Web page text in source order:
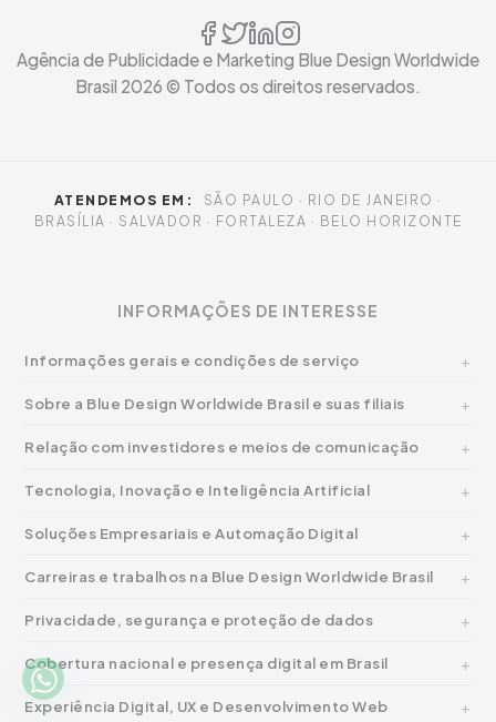
Agência de Publicidade e Marketing Blue Design Worldwide
Brasil 2026 © Todos os direitos reservados.
ATENDEMOS EM:
SÃO PAULO · RIO DE JANEIRO ·
BRASÍLIA · SALVADOR · FORTALEZA · BELO HORIZONTE
INFORMAÇÕES DE INTERESSE
Informações gerais e condições de serviço
Sobre a Blue Design Worldwide Brasil e suas filiais
Relação com investidores e meios de comunicação
Tecnologia, Inovação e Inteligência Artificial
Soluções Empresariais e Automação Digital
Carreiras e trabalhos na Blue Design Worldwide Brasil
Privacidade, segurança e proteção de dados
Cobertura nacional e presença digital em Brasil
Experiência Digital, UX e Desenvolvimento Web